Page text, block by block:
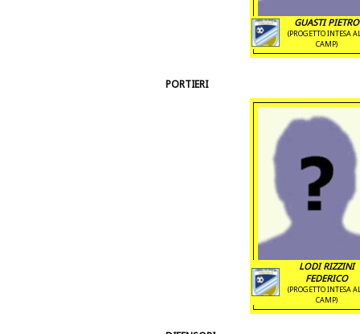
GUASTI PIETRO
(PROGETTO INTESA
CAMP)
PORTIERI
LODI RIZZINI
FEDERICO
(PROGETTO INTESA
CAMP)